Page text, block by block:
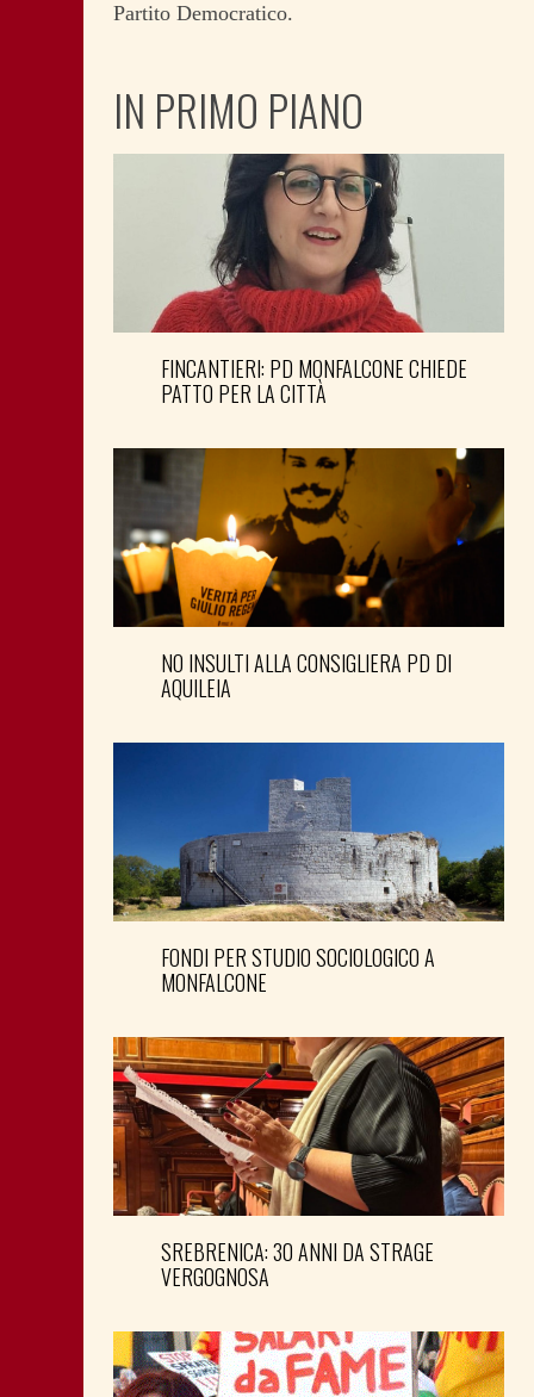
Partito Democratico.
IN PRIMO PIANO
FINCANTIERI: PD MONFALCONE CHIEDE
PATTO PER LA CITTÀ
NO INSULTI ALLA CONSIGLIERA PD DI
AQUILEIA
FONDI PER STUDIO SOCIOLOGICO A
MONFALCONE
SREBRENICA: 30 ANNI DA STRAGE
VERGOGNOSA